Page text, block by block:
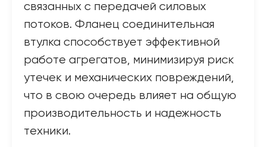
связанных с передачей силовых
потоков. Фланец соединительная
втулка способствует эффективной
работе агрегатов, минимизируя риск
утечек и механических повреждений,
что в свою очередь влияет на общую
производительность и надежность
техники.